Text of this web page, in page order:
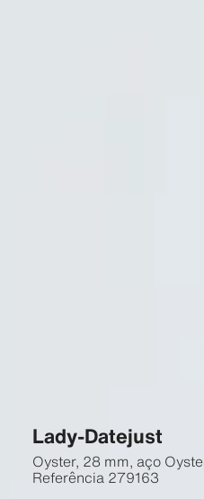
Lady-Datejust
Oyster, 28 mm, aço
Referência 279163